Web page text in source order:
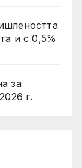
и с 0,5%
за
г.